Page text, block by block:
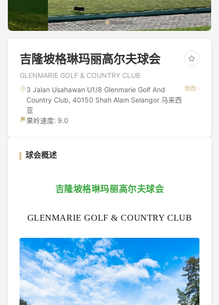
吉隆坡格琳玛丽高尔夫球会
GLENMARIE GOLF & COUNTRY CLUB
3 Jalan Usahawan U1/8 Glenmarie Golf And
Country Club, 40150 Shah Alam Selangor 马来西
亚
地图 ›
果岭速度: 9.0
球会概述
吉隆坡格琳玛丽高尔夫球会
GLENMARIE GOLF & COUNTRY CLUB